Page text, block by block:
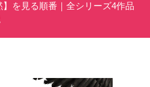
】を見る順番｜全シリーズ4作品